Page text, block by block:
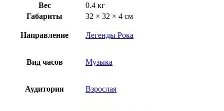
Вес
0.4 кг
Габариты
32 × 32 × 4 см
Направление Легенды Рока
Вид часов Музыка
Аудитория Взрослая